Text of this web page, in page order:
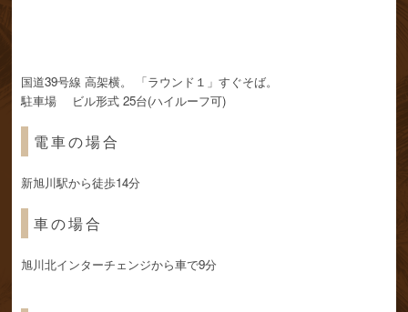
国道39号線 高架横。 「ラウンド１」すぐそば。
駐車場 ビル形式 25台(ハイルーフ可)
電車の場合
新旭川駅から徒歩14分
車の場合
旭川北インターチェンジから車で9分